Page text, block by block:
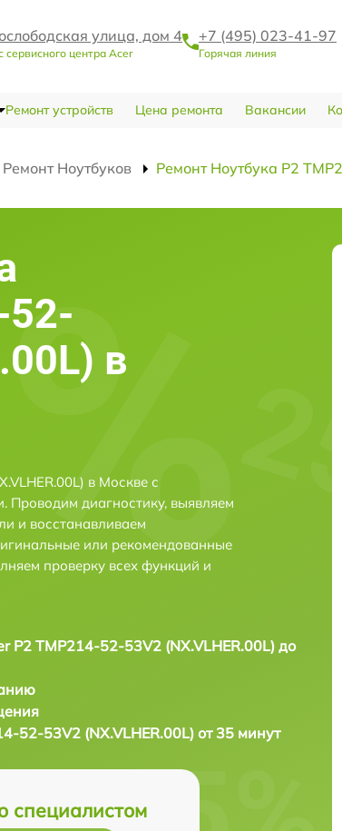
улица, дом 4
сервисного центра Acer
+7 (495) 023-41-97
Горячая линия
Ремонт устройств Цена ремонта Вакансии
Ремонт Ноутбуков Ремонт Ноутбука P2
52-
в
в Москве с
Проводим диагностику, выявляем
и восстанавливаем
или рекомендованные
проверку всех функций и
P2 TMP214-52-53V2 (NX.VLHER.00L) до
52-53V2 (NX.VLHER.00L) от 35 минут
специалистом